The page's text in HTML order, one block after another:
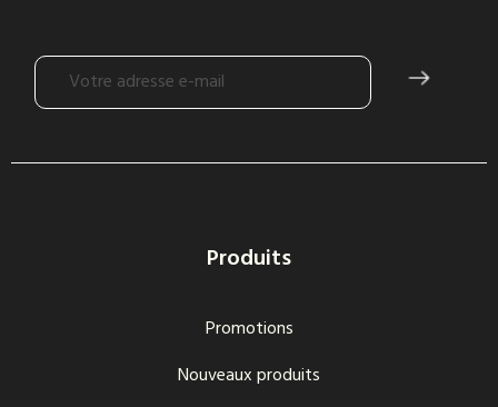
Produits
Promotions
Nouveaux produits